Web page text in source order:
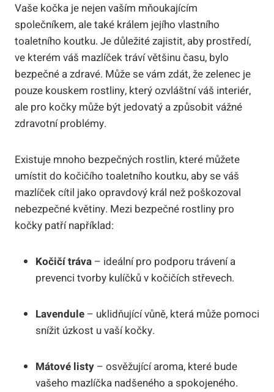
Vaše kočka je nejen vaším mňoukajícím
společníkem, ale také králem jejího vlastního
toaletního koutku. Je důležité zajistit, aby prostředí,
ve kterém váš mazlíček tráví většinu času, bylo
bezpečné a zdravé. Může se vám zdát, že zelenec je
pouze kouskem rostliny, který ozvláštní váš interiér,
ale pro kočky může být jedovatý a způsobit vážné
zdravotní problémy.
Existuje mnoho bezpečných rostlin, které můžete
umístit do kočičího toaletního koutku, aby se váš
mazlíček cítil jako opravdový král než poškozoval
nebezpečné květiny. Mezi bezpečné rostliny pro
kočky patří například:
Kočičí tráva – ideální pro podporu trávení a
prevenci tvorby kulíčků v kočičích střevech.
Lavendule – uklidňující vůně, která může pomoci
snížit úzkost u vaší kočky.
Mátové listy – osvěžující aroma, které bude
vašeho mazlíčka nadšeného a spokojeného.